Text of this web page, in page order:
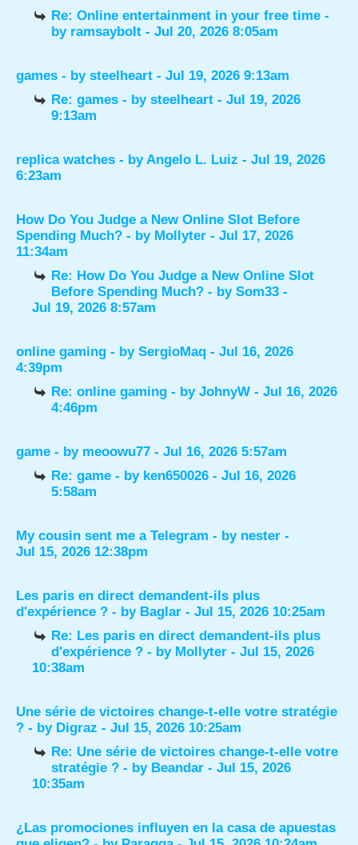
Re: Online entertainment in your free time -
by ramsaybolt - Jul 20, 2026 8:05am
games - by steelheart - Jul 19, 2026 9:13am
Re: games - bysteelheart - Jul 19, 2026
9:13am
replica watches - byAngelo L. Luiz - Jul 19, 2026
6:23am
How Do You Judge a New Online Slot Before
Spending Much? - by Mollyter - Jul 17, 2026
11:34am
Re: How Do You Judge a New Online Slot
Before Spending Much? - bySom33 -
Jul 19, 2026 8:57am
online gaming - by SergioMaq - Jul 16, 2026
4:39pm
Re: online gaming - byJohnyW - Jul 16, 2026
4:46pm
game - by meoowu77 - Jul 16, 2026 5:57am
Re: game - by ken650026 - Jul 16, 2026
5:58am
My cousin sent me a Telegram - by nester -
Jul 15, 2026 12:38pm
Les paris en direct demandent-ils plus
d'expérience ? - by Baglar - Jul 15, 2026 10:25am
Re: Les paris en direct demandent-ils plus
d'expérience ? - by Mollyter - Jul 15, 2026
10:38am
Une série de victoires change-t-elle votre stratégie
? - by Digraz - Jul 15, 2026 10:25am
Re: Une série de victoires change-t-elle votre
stratégie ? - by Beandar - Jul 15, 2026
10:35am
¿Las promociones influyen en la casa de apuestas